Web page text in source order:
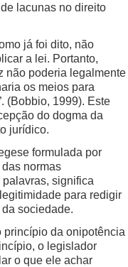
lacunas no direito
já foi dito, não
a lei. Portanto,
não poderia legalmente
os meios para
(Bobbio, 1999). Este
do dogma da
jurídico.
formulada por
normas
significa
para redigir
sociedade.
princípio da onipotência
o legislador
o que ele achar